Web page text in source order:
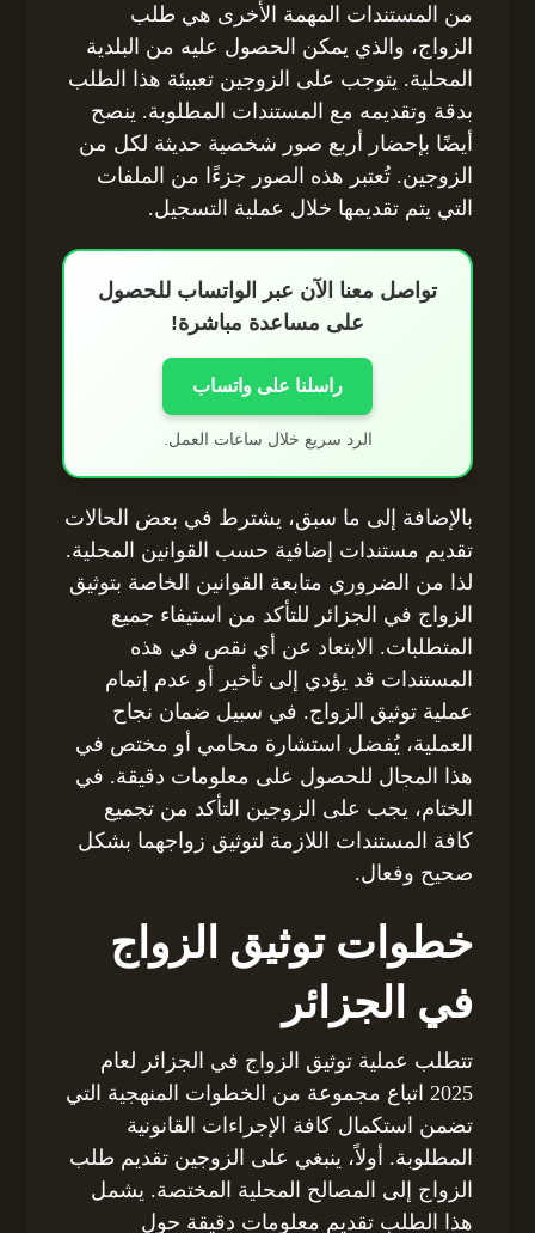
من المستندات المهمة الأخرى هي طلب
الزواج، والذي يمكن الحصول عليه من البلدية
المحلية. يتوجب على الزوجين تعبيئة هذا الطلب
بدقة وتقديمه مع المستندات المطلوبة. ينصح
أيضًا بإحضار أربع صور شخصية حديثة لكل من
الزوجين. تُعتبر هذه الصور جزءًا من الملفات
التي يتم تقديمها خلال عملية التسجيل.
تواصل معنا الآن عبر الواتساب للحصول
على مساعدة مباشرة!
راسلنا على واتساب
الرد سريع خلال ساعات العمل.
بالإضافة إلى ما سبق، يشترط في بعض الحالات
تقديم مستندات إضافية حسب القوانين المحلية.
لذا من الضروري متابعة القوانين الخاصة بتوثيق
الزواج في الجزائر للتأكد من استيفاء جميع
المتطلبات. الابتعاد عن أي نقص في هذه
المستندات قد يؤدي إلى تأخير أو عدم إتمام
عملية توثيق الزواج. في سبيل ضمان نجاح
العملية، يُفضل استشارة محامي أو مختص في
هذا المجال للحصول على معلومات دقيقة. في
الختام، يجب على الزوجين التأكد من تجميع
كافة المستندات اللازمة لتوثيق زواجهما بشكل
صحيح وفعال.
خطوات توثيق الزواج
في الجزائر
تتطلب عملية توثيق الزواج في الجزائر لعام
2025 اتباع مجموعة من الخطوات المنهجية التي
تضمن استكمال كافة الإجراءات القانونية
المطلوبة. أولاً، ينبغي على الزوجين تقديم طلب
الزواج إلى المصالح المحلية المختصة. يشمل
هذا الطلب تقديم معلومات دقيقة حول